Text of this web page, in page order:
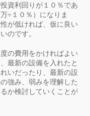
資利回りが１０％であ
÷１０％）になりま
が低ければ、仮に良い
のです。
の費用をかければよい
最新の設備を入れたと
いだったり、最新の設
強み、弱みを理解した
か検討していくことが